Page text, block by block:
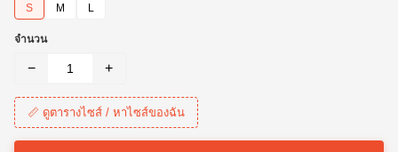
S M L
จำนวน
− +
📏 ดูตารางไซส์ / หาไซส์ของฉัน